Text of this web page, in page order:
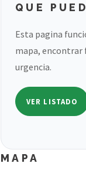
QUE
Esta pagina
mapa, encontrar
urgencia.
VER LISTADO
MAPA